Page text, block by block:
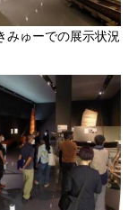
みゅーでの展示状況